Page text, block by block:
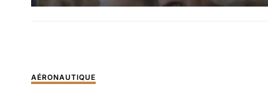
AÉRONAUTIQUE